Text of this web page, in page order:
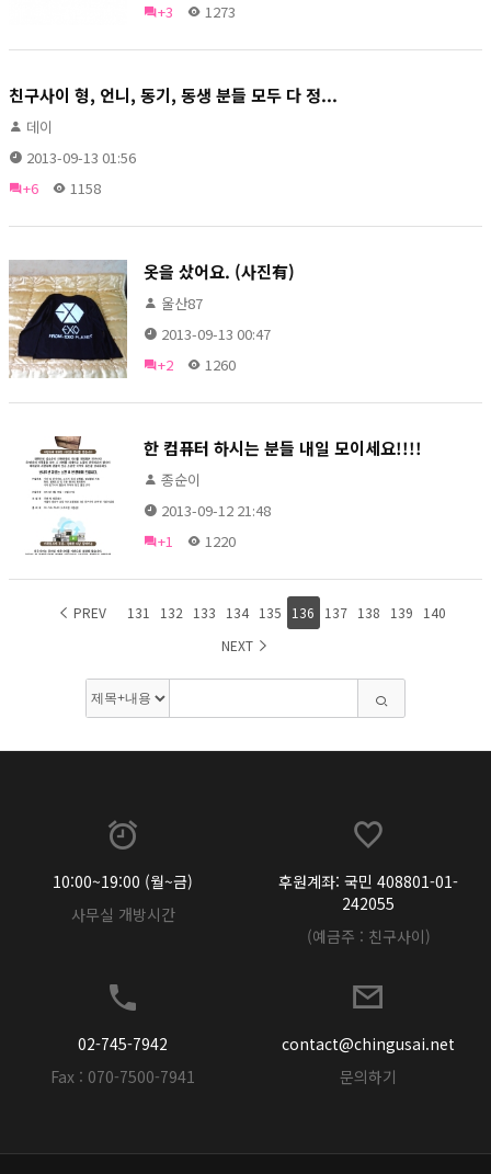
+3
1273
친구사이 형, 언니, 동기, 동생 분들 모두 다 정...
데이
2013-09-13 01:56
+6
1158
옷을 샀어요. (사진有)
울산87
2013-09-13 00:47
+2
1260
한 컴퓨터 하시는 분들 내일 모이세요!!!!
종순이
2013-09-12 21:48
+1
1220
PREV 131 132 133 134 135 136 137 138 139
140
NEXT
10:00~19:00 (월~금)
사무실 개방시간
후원계좌: 국민 408801-01-
242055
(예금주 : 친구사이)
02-745-7942
Fax : 070-7500-7941
contact@chingusai.net
문의하기